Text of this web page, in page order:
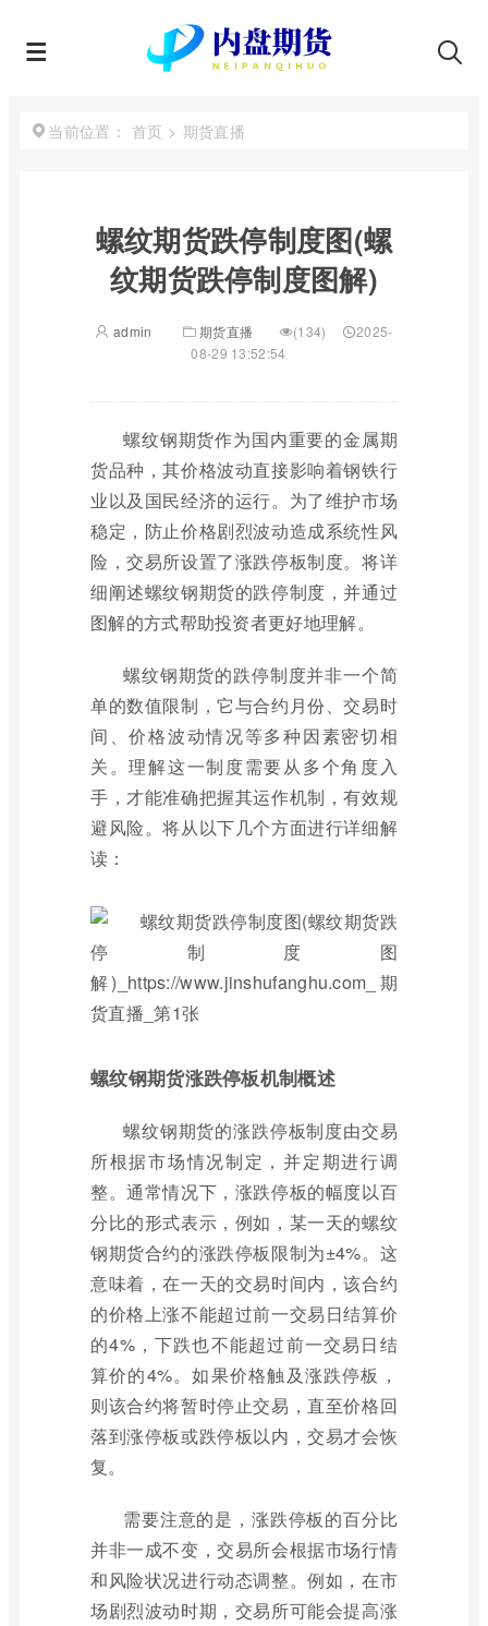
当前位置： 首页 > 期货直播
螺纹期货跌停制度图(螺
纹期货跌停制度图解)
admin 期货直播 (134)
2025-
08-29 13:52:54
螺纹钢期货作为国内重要的金属期
货品种，其价格波动直接影响着钢铁行
业以及国民经济的运行。为了维护市场
稳定，防止价格剧烈波动造成系统性风
险，交易所设置了涨跌停板制度。将详
细阐述螺纹钢期货的跌停制度，并通过
图解的方式帮助投资者更好地理解。
螺纹钢期货的跌停制度并非一个简
单的数值限制，它与合约月份、交易时
间、价格波动情况等多种因素密切相
关。理解这一制度需要从多个角度入
手，才能准确把握其运作机制，有效规
避风险。将从以下几个方面进行详细解
读：
螺纹钢期货涨跌停板机制概述
螺纹钢期货的涨跌停板制度由交易
所根据市场情况制定，并定期进行调
整。通常情况下，涨跌停板的幅度以百
分比的形式表示，例如，某一天的螺纹
钢期货合约的涨跌停板限制为±4%。这
意味着，在一天的交易时间内，该合约
的价格上涨不能超过前一交易日结算价
的4%，下跌也不能超过前一交易日结
算价的4%。如果价格触及涨跌停板，
则该合约将暂时停止交易，直至价格回
落到涨停板或跌停板以内，交易才会恢
复。
需要注意的是，涨跌停板的百分比
并非一成不变，交易所会根据市场行情
和风险状况进行动态调整。例如，在市
场剧烈波动时期，交易所可能会提高涨